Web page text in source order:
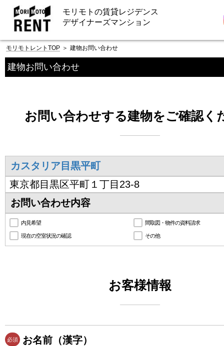
モリモトの賃貸レジデンス
デザイナーズマンション
モリモトレントTOP ＞ 建物お問い合わせ
建物お問い合わせ
お問い合わせする建物をご確認く
カスタリア目黒平町
東京都目黒区平町１丁目23-8
お問い合わせ内容
内見希望 間取図・物件の資料請求
現在の空室状況の確認 その他
お客様情報
必須 お名前（漢字）